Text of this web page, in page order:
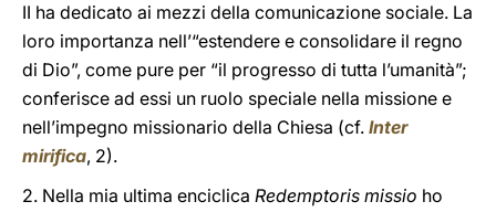
II ha dedicato ai mezzi della comunicazione sociale. La
loro importanza nell’“estendere e consolidare il regno
di Dio”, come pure per “il progresso di tutta l’umanità”;
conferisce ad essi un ruolo speciale nella missione e
nell’impegno missionario della Chiesa (cf. Inter
mirifica, 2).
2. Nella mia ultima enciclica Redemptoris missio ho